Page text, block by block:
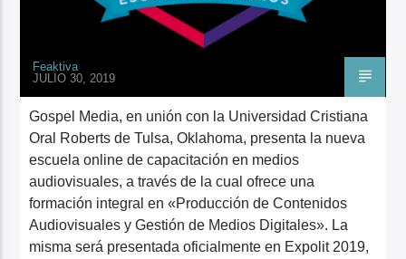
Feaktiva
JULIO 30, 2019
Gospel Media, en unión con la Universidad Cristiana
Oral Roberts de Tulsa, Oklahoma, presenta la nueva
escuela online de capacitación en medios
audiovisuales, a través de la cual ofrece una
formación integral en «Producción de Contenidos
Audiovisuales y Gestión de Medios Digitales». La
misma será presentada oficialmente en Expolit 2019,